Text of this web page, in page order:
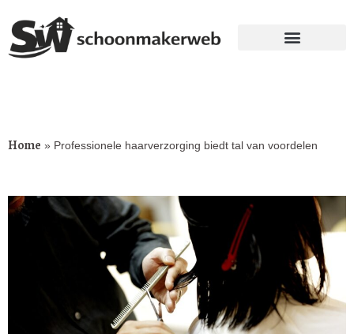
Home » Professionele haarverzorging biedt tal van voordelen